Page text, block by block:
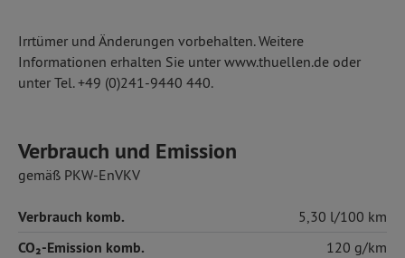
Irrtümer und Änderungen vorbehalten. Weitere
Informationen erhalten Sie unter www.thuellen.de oder
unter Tel. +49 (0)241-9440 440.
Verbrauch und Emission
gemäß PKW-EnVKV
Verbrauch komb. 5,30 l/100 km
CO₂-Emission komb. 120 g/km